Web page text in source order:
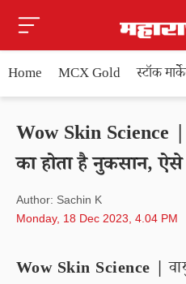
Home MCX Gold स्टॉक
Wow Skin Science |
का होता है नुकसान,
Author: Sachin K
Monday, 18 Dec 2023, 4.04 PM
Wow Skin Science |